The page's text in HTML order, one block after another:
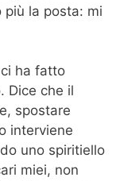
più la posta: mi
ha fatto
Dice che il
spostare
interviene
uno spiritiello
miei, non